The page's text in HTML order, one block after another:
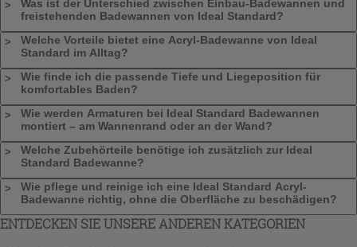
Was ist der Unterschied zwischen Einbau-Badewannen und
freistehenden Badewannen von Ideal Standard?
Welche Vorteile bietet eine Acryl-Badewanne von Ideal
Standard im Alltag?
Wie finde ich die passende Tiefe und Liegeposition für
komfortables Baden?
Wie werden Armaturen bei Ideal Standard Badewannen
montiert – am Wannenrand oder an der Wand?
Welche Zubehörteile benötige ich zusätzlich zur Ideal
Standard Badewanne?
Wie pflege und reinige ich eine Ideal Standard Acryl-
Badewanne richtig, ohne die Oberfläche zu beschädigen?
ENTDECKEN SIE UNSERE ANDEREN KATEGORIEN